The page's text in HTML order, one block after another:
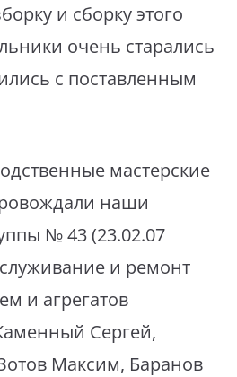
и сборку этого
очень старались
с поставленным
мастерские
наши
№ 43 (23.02.07
и ремонт
и агрегатов
Сергей,
Максим, Баранов